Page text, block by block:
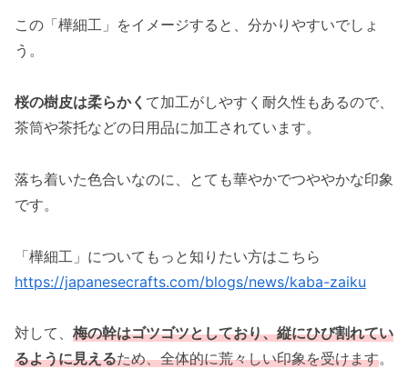
この「樺細工」をイメージすると、分かりやすいでしょ
う。
桜の樹皮は柔らかく て加工がしやすく耐久性もあるので、
茶筒や茶托などの日用品に加工されています。
落ち着いた色合いなのに、とても華やかでつややかな印象
です。
「樺細工」についてもっと知りたい方はこちら
https://japanesecrafts.com/blogs/news/kaba-zaiku
対して、 梅の幹はゴツゴツとしており、縦にひび割れてい
るように見えるため、全体的に荒々しい印象を受けます。